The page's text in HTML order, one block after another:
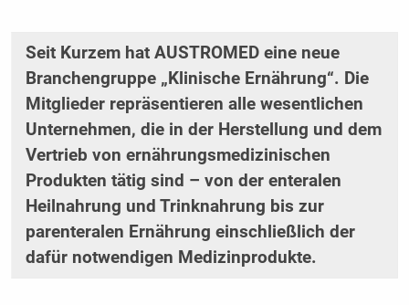
Seit Kurzem hat AUSTROMED eine neue
Branchengruppe „Klinische Ernährung“. Die
Mitglieder repräsentieren alle wesentlichen
Unternehmen, die in der Herstellung und dem
Vertrieb von ernährungsmedizinischen
Produkten tätig sind – von der enteralen
Heilnahrung und Trinknahrung bis zur
parenteralen Ernährung einschließlich der
dafür notwendigen Medizinprodukte.